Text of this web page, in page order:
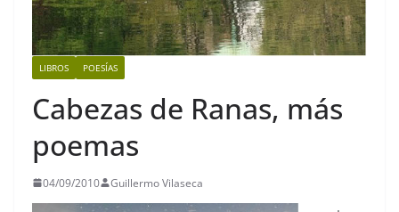
LIBROS POESÍAS
Cabezas de Ranas, más
poemas
04/09/2010 Guillermo Vilaseca